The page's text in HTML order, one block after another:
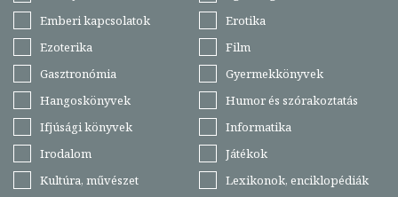
Emberi kapcsolatok
Erotika
Ezoterika
Film
Gasztronómia
Gyermekkönyvek
Hangoskönyvek
Humor és szórakoztatás
Ifjúsági könyvek
Informatika
Irodalom
Játékok
Kultúra, művészet
Lexikonok, enciklopédiák